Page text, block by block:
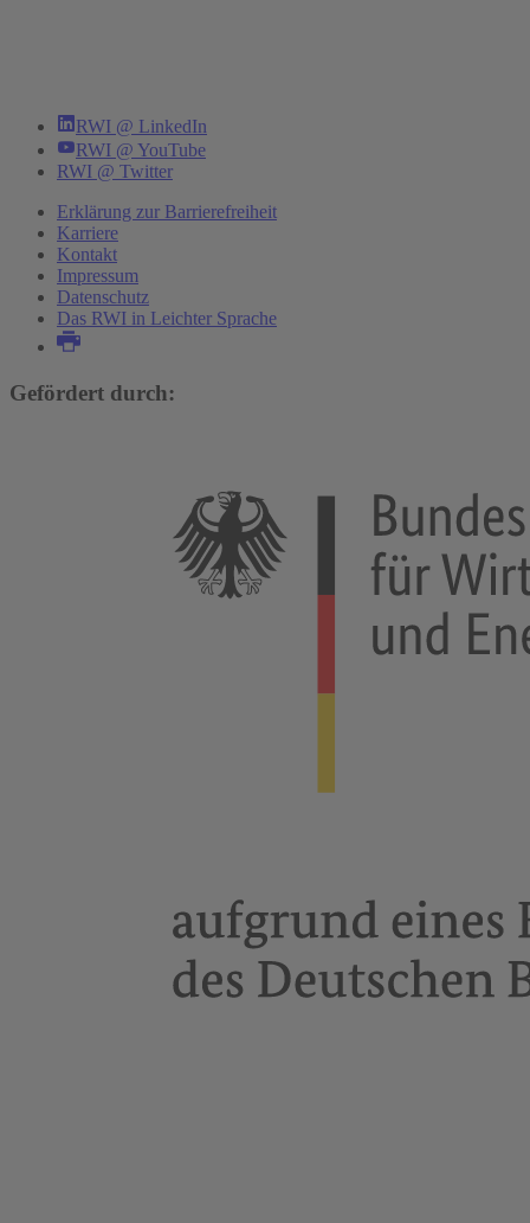
RWI @ LinkedIn
RWI @ YouTube
RWI @ Twitter
Erklärung zur Barrierefreiheit
Karriere
Kontakt
Impressum
Datenschutz
Das RWI in Leichter Sprache
Gefördert durch: